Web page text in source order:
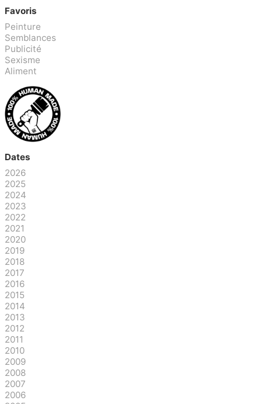
Favoris
Peinture
Semblances
Publicité
Sexisme
Aliment
Dates
2026
2025
2024
2023
2022
2021
2020
2019
2018
2017
2016
2015
2014
2013
2012
2011
2010
2009
2008
2007
2006